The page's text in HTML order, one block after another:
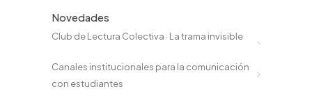
Novedades
Club de Lectura Colectiva · La trama invisible
Canales institucionales para la comunicación
con estudiantes